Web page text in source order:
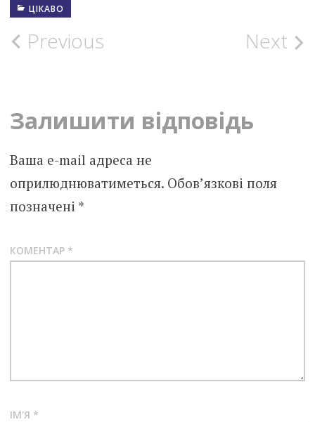
ЦІКАВО
Post
Previous Next
Залишити відповідь
Ваша e-mail адреса не
оприлюднюватиметься. Обов’язкові поля
позначені *
КОМЕНТАР *
ІМ'Я *